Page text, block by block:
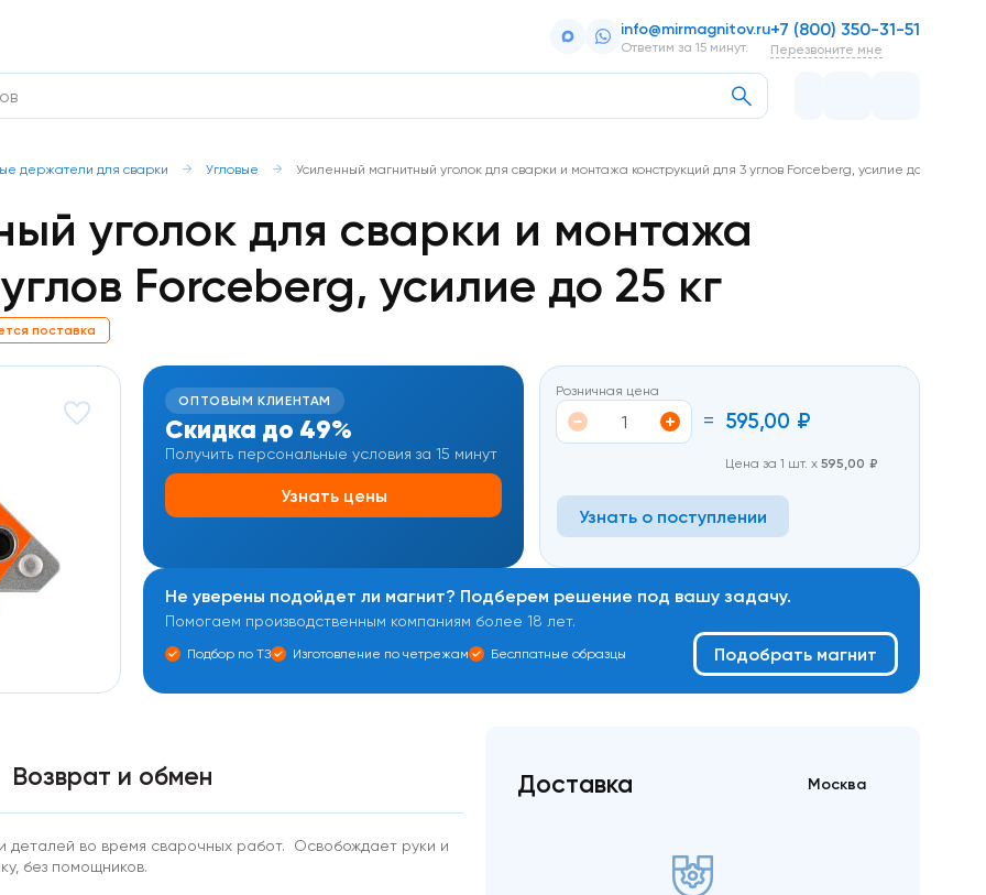
info@mirmagnitov.ru
Ответим за 15 минут.
+7 (800) 350-31-51
Перезвоните мне
держатели для сварки Угловые Усиленный магнитный уголок для сварки и монтажа конструкций для 3 углов Forceberg, усилие до 25 кг
уголок для сварки и монтажа
Forceberg, усилие до 25 кг
поставка
ОПТОВЫМ КЛИЕНТАМ
Скидка до 49%
Получить персональные условия за 15 минут
Узнать цены
Розничная цена
= 595,00 ₽
Цена за 1 шт. х595,00 ₽
Узнать о поступлении
Не уверены подойдет ли магнит? Подберем решение под вашу задачу.
Помогаем производственным компаниям более 18 лет.
Подбор по ТЗ Изготовление по четрежам Беслпатные образцы Подобрать магнит
Возврат и обмен
деталей во время сварочных работ. Освобождает руки и
без помощников.
Доставка Москва